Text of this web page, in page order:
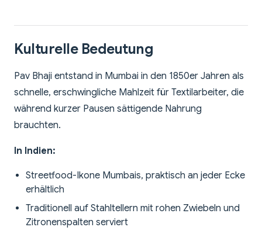
Kulturelle Bedeutung
Pav Bhaji entstand in Mumbai in den 1850er Jahren als
schnelle, erschwingliche Mahlzeit für Textilarbeiter, die
während kurzer Pausen sättigende Nahrung
brauchten.
In Indien:
Streetfood-Ikone Mumbais, praktisch an jeder Ecke
erhältlich
Traditionell auf Stahltellern mit rohen Zwiebeln und
Zitronenspalten serviert